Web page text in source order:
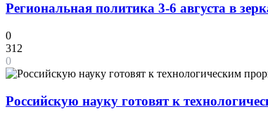
Региональная политика 3-6 августа в
0
312
0
Российскую науку готовят к